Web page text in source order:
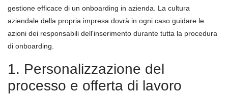
gestione efficace di un onboarding in azienda. La cultura
aziendale della propria impresa dovrà in ogni caso guidare le
azioni dei responsabili dell'inserimento durante tutta la procedura
di onboarding.
1. Personalizzazione del
processo e offerta di lavoro